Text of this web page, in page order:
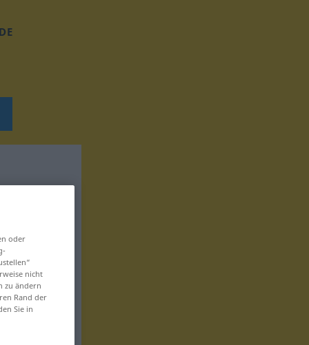
oder
nicht
zu ändern
Rand der
Sie in